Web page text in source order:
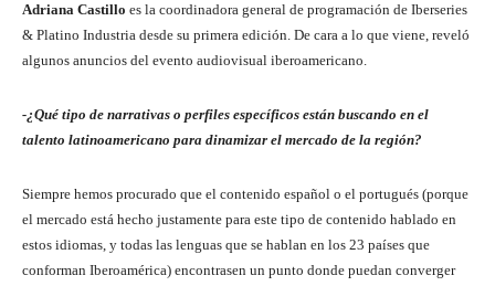
Adriana Castillo es la coordinadora general de programación de Iberseries
& Platino Industria desde su primera edición. De cara a lo que viene, reveló
algunos anuncios del evento audiovisual iberoamericano.
-¿Qué tipo de narrativas o perfiles específicos están buscando en el
talento latinoamericano para dinamizar el mercado de la región?
Siempre hemos procurado que el contenido español o el portugués (porque
el mercado está hecho justamente para este tipo de contenido hablado en
estos idiomas, y todas las lenguas que se hablan en los 23 países que
conforman Iberoamérica) encontrasen un punto donde puedan converger